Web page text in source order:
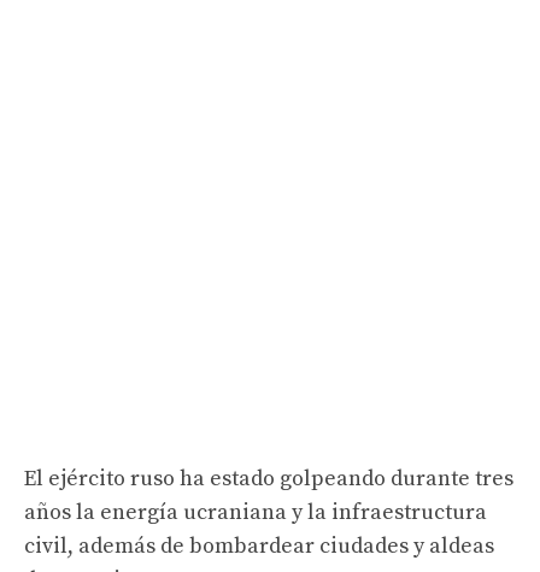
El ejército ruso ha estado golpeando durante tres
años la energía ucraniana y la infraestructura
civil, además de bombardear ciudades y aldeas